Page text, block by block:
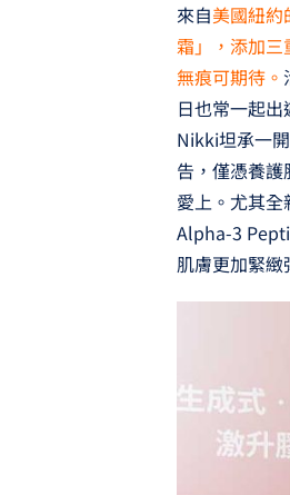
來自美國紐
霜」，添加
無痕可期待。
日也常一起
Nikki坦承一
告，僅憑養
愛上。尤其
Alpha-3
肌膚更加緊緻